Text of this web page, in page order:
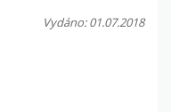
Vydáno: 01.07.2018